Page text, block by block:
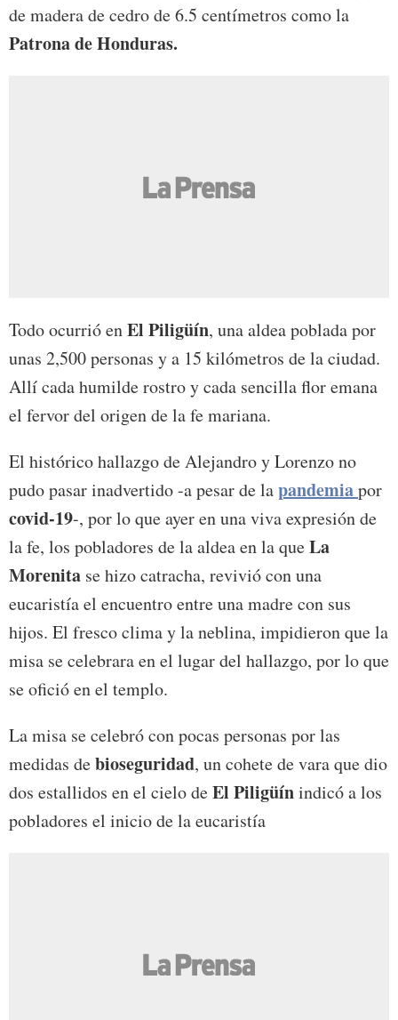
de madera de cedro de 6.5 centímetros como la
Patrona de Honduras.
Todo ocurrió enEl Piligüín, una aldea poblada por
unas 2,500 personas y a 15 kilómetros de la ciudad.
Allí cada humilde rostro y cada sencilla flor emana
el fervor del origen de la fe mariana.
El histórico hallazgo de Alejandro y Lorenzo no
pudo pasar inadvertido -a pesar de lapandemiapor
covid-19-, por lo que ayer en una viva expresión de
la fe, los pobladores de la aldea en la queLa
Morenita se hizo catracha, revivió con una
eucaristía el encuentro entre una madre con sus
hijos. El fresco clima y la neblina, impidieron que la
misa se celebrara en el lugar del hallazgo, por lo que
se ofició en el templo.
La misa se celebró con pocas personas por las
medidas debioseguridad, un cohete de vara que dio
dos estallidos en el cielo deEl Piligüínindicó a los
pobladores el inicio de la eucaristía